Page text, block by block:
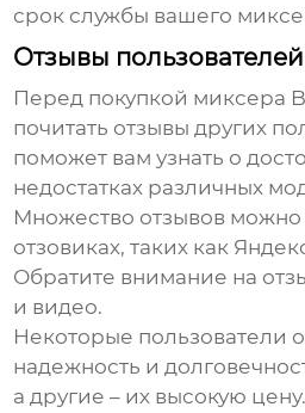
срок службы вашего
Отзывы пользователей
Перед покупкой миксера
почитать отзывы других
поможет вам узнать о
недостатках различных
Множество отзывов можно
отзовиках, таких как
Обратите внимание на
и видео.
Некоторые пользователи
надежность и
а другие – их высокую